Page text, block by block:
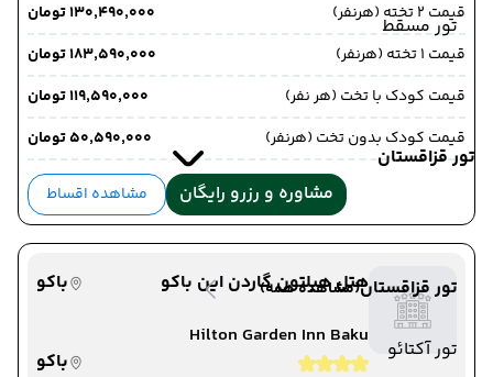
تور مسقط
تور قزاقستان
تور قزاقستان(مشاهده همه)
تور آکتائو
قیمت 2 تخته (هرنفر)
۱۳۰٬۴۹۰٬۰۰۰ تومان
قیمت 1 تخته (هرنفر)
۱۸۳٬۵۹۰٬۰۰۰ تومان
قیمت کودک با تخت (هر نفر)
۱۱۹٬۵۹۰٬۰۰۰ تومان
قیمت کودک بدون تخت (هرنفر)
۵۰٬۵۹۰٬۰۰۰ تومان
مشاوره و رزرو رایگان مشاهده اقساط
هتل هیلتون گاردن این باکو
باکو
Hilton Garden Inn Baku
باکو